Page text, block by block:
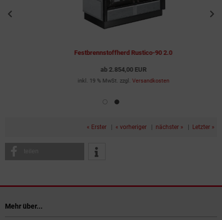
Festbrennstoffherd Rustico-90 2.0
2.854,00 EUR
inkl. 19 % MwSt. zzgl. Versandkosten
« Erster | « vorheriger | nächster » | Letzter »
teilen
Mehr über...